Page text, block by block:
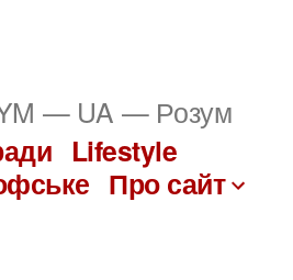
— UA — Розум
Lifestyle
Про сайт